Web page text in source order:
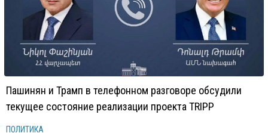
Пашинян и Трамп в телефонном разговоре обсудили
текущее состояние реализации проекта TRIPP
ПОЛИТИКА